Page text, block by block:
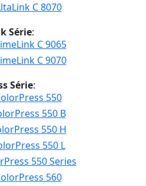
C 8070
Série:
C 9065
C 9070
Série:
550
550 B
550 H
550 L
550 Series
560